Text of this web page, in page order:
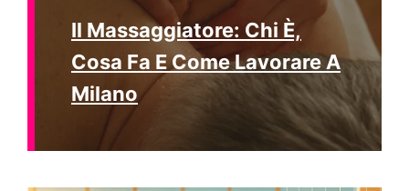
Il Massaggiatore: Chi È,
Cosa Fa E Come Lavorare A
Milano